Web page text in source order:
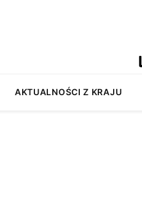
AKTUALNOŚCI Z KRAJU